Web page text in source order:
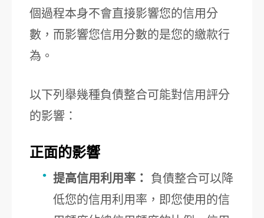
個過程本身不會直接影響您的信用分
數，而影響您信用分數的是您的繳款行
為。
以下列舉幾種負債整合可能對信用評分
的影響：
正面的影響
提高信用利用率：
負債整合可以降
低您的信用利用率，即您使用的信